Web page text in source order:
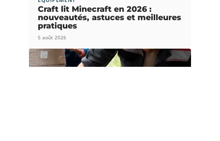
Craft lit Minecraft en 2026 :
nouveautés, astuces et meilleures
pratiques
5 août 2026